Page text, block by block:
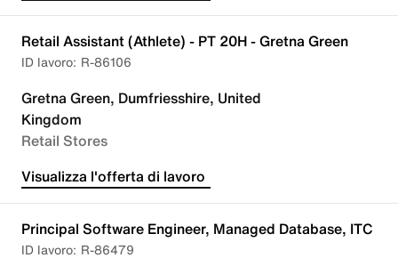
Retail Assistant (Athlete) - PT 20H - Gretna Green
R-86106
Gretna Green, Dumfriesshire, United
Kingdom
Retail Stores
Visualizza l'offerta di lavoro
Principal Software Engineer, Managed Database, ITC
R-86479